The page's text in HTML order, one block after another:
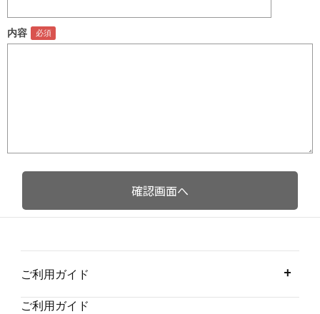
内容
ご利用ガイド
ご利用ガイド